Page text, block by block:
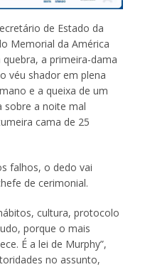
de Estado da
Memorial da América
a primeira-dama
véu shador em plena
e a queixa de um
sobre a noite mal
cama de 25
falhos, o dedo vai
de cerimonial.
cultura, protocolo
porque o mais
É a lei de Murphy”,
no assunto,